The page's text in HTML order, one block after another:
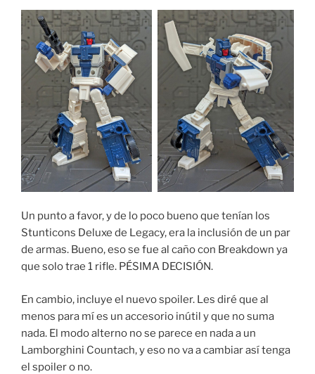
Un punto a favor, y de lo poco bueno que tenían los
Stunticons Deluxe de Legacy, era la inclusión de un par
de armas. Bueno, eso se fue al caño con Breakdown ya
que solo trae 1 rifle. PÉSIMA DECISIÓN.
En cambio, incluye el nuevo spoiler. Les diré que al
menos para mí es un accesorio inútil y que no suma
nada. El modo alterno no se parece en nada a un
Lamborghini Countach, y eso no va a cambiar así tenga
el spoiler o no.